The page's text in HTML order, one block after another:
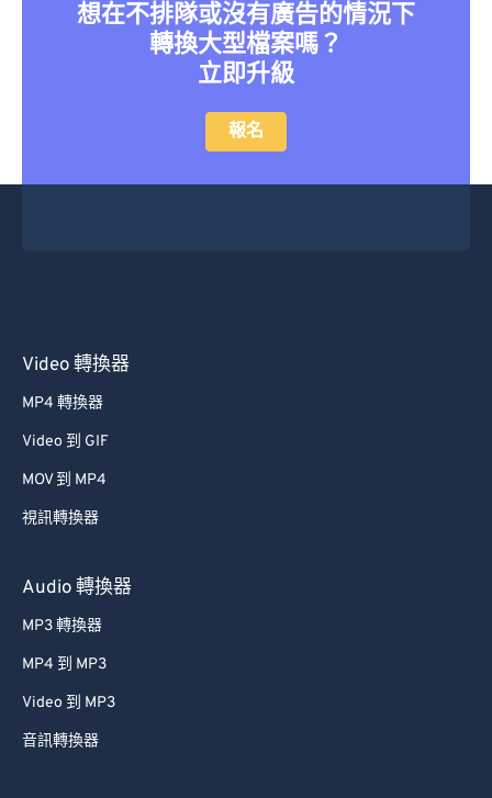
想在不排隊或沒有廣告的情況下
轉換大型檔案嗎？
立即升級
報名
Video 轉換器
MP4 轉換器
Video 到 GIF
MOV 到 MP4
視訊轉換器
Audio 轉換器
MP3 轉換器
MP4 到 MP3
Video 到 MP3
音訊轉換器